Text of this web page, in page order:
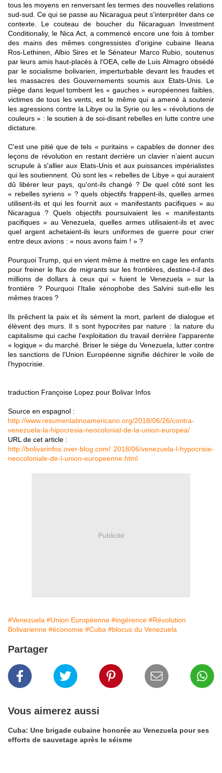
tous les moyens en renversant les termes des nouvelles relations
sud-sud. Ce qui se passe au Nicaragua peut s'interpréter dans ce
contexte. Le couteau de boucher du Nicaraguan Investment
Conditionaliy, le Nica Act, a commencé encore une fois à tomber
des mains des mêmes congressistes d'origine cubaine Ileana
Ros-Lethinen, Albio Sires et le Sénateur Marco Rubio, soutenus
par leurs amis haut-placés à l'OEA, celle de Luis Almagro obsédé
par le socialisme bolivarien, imperturbable devant les fraudes et
les massacres des Gouvernements soumis aux Etats-Unis. Le
piège dans lequel tombent les « gauches » européennes faibles,
victimes de tous les vents, est le même qui a amené à soutenir
les agressions contre la Libye ou la Syrie ou les « révolutions de
couleurs » : le soutien à de soi-disant rebelles en lutte contre une
dictature.
C'est une pitié que de tels « puritains » capables de donner des
leçons de révolution en restant derrière un clavier n’aient aucun
scrupule à s'allier aux Etats-Unis et aux puissances impérialistes
qui les soutiennent. Où sont les « rebelles de Libye » qui auraient
dû libérer leur pays, qu'ont-ils changé ? De quel côté sont les
« rebelles syriens » ? quels objectifs frappent-ils, quelles armes
utilisent-ils et qui les fournit aux « manifestants pacifiques » au
Nicaragua ? Quels objectifs poursuivaient les « manifestants
pacifiques » au Venezuela, quelles armes utilisaient-ils et avec
quel argent achetaient-ils leurs uniformes de guerre pour crier
entre deux avions : « nous avons faim ! » ?
Pourquoi Trump, qui en vient même à mettre en cage les enfants
pour freiner le flux de migrants sur les frontières, destine-t-il des
millions de dollars à ceux qui « fuient le Venezuela » sur la
frontière ? Pourquoi l'Italie xénophobe des Salvini suit-elle les
mêmes traces ?
Ils prêchent la paix et ils sèment la mort, parlent de dialogue et
élèvent des murs. Il s sont hypocrites par nature : la nature du
capitalisme qui cache l'exploitation du travail derrière l'apparente
« logique » du marché. Briser le siège du Venezuela, lutter contre
les sanctions de l'Union Européenne signifie déchirer le voile de
l'hypocrisie.
traduction Françoise Lopez pour Bolivar Infos
Source en espagnol :
http://www.resumenlatinoamericano.org/2018/06/26/contra-
venezuela-la-hipocresia-neocolonial-de-la-union-europea/
URL de cet article :
http://bolivarinfos.over-blog.com/ 2018/06/venezuela-l-hypocrisie-
neocoloniale-de-l-union-europeenne.html
Publicité
#Venezuela #Union Européenne #ingérence #Révolution
Bolivarienne #économie #Cuba #blocus du Venezuela
Partager
Vous aimerez aussi
Cuba: Une brigade cubaine honorée au Venezuela pour ses
efforts de sauvetage après le séisme